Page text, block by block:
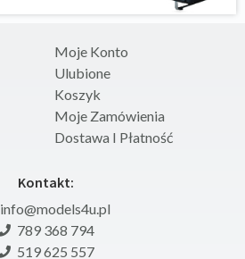
Moje Konto
Ulubione
Koszyk
Moje Zamówienia
Dostawa I Płatność
Kontakt:
info@models4u.pl
789 368 794
519 625 557